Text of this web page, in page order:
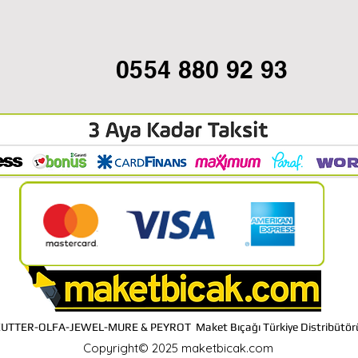
0554 880 92 93
OLFA-JEWEL-MURE & PEYROT Maket Bıçağı Türkiye
Copyright© 2025 maketbicak.com